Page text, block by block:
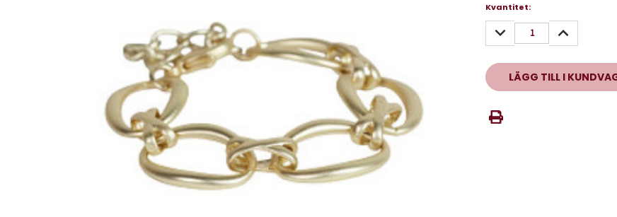
Nuvarande
lager:
Kvantitet:
MINSKA
KVANTITET:
ÖKA
KVANTITET: